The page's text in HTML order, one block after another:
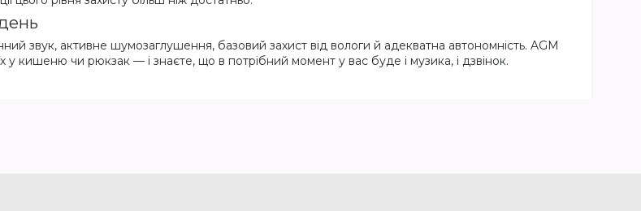
звук, активне шумозаглушення, базовий захист від вологи й адекватна автономність. AGM
у кишеню чи рюкзак — і знаєте, що в потрібний момент у вас буде і музика, і дзвінок.